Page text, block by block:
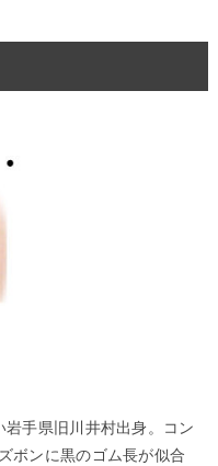
手県旧川井村出身。コン
ボンに黒のゴム長が似合